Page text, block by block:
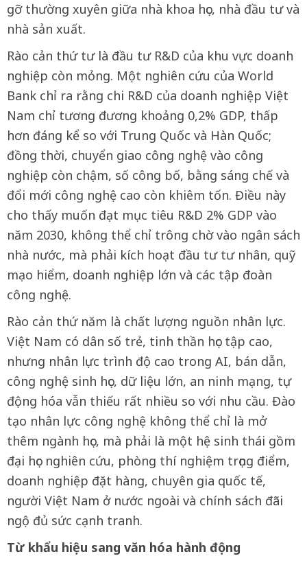
gỡ thường xuyên giữa nhà khoa học, nhà đầu tư và
nhà sản xuất.
Rào cản thứ tư là đầu tư R&D của khu vực doanh
nghiệp còn mỏng. Một nghiên cứu của World
Bank chỉ ra rằng chi R&D của doanh nghiệp Việt
Nam chỉ tương đương khoảng 0,2% GDP, thấp
hơn đáng kể so với Trung Quốc và Hàn Quốc;
đồng thời, chuyển giao công nghệ vào công
nghiệp còn chậm, số công bố, bằng sáng chế và
đổi mới công nghệ cao còn khiêm tốn. Điều này
cho thấy muốn đạt mục tiêu R&D 2% GDP vào
năm 2030, không thể chỉ trông chờ vào ngân sách
nhà nước, mà phải kích hoạt đầu tư tư nhân, quỹ
mạo hiểm, doanh nghiệp lớn và các tập đoàn
công nghệ.
Rào cản thứ năm là chất lượng nguồn nhân lực.
Việt Nam có dân số trẻ, tinh thần học tập cao,
nhưng nhân lực trình độ cao trong AI, bán dẫn,
công nghệ sinh học, dữ liệu lớn, an ninh mạng, tự
động hóa vẫn thiếu rất nhiều so với nhu cầu. Đào
tạo nhân lực công nghệ không thể chỉ là mở
thêm ngành học, mà phải là một hệ sinh thái gồm
đại học nghiên cứu, phòng thí nghiệm trọng điểm,
doanh nghiệp đặt hàng, chuyên gia quốc tế,
người Việt Nam ở nước ngoài và chính sách đãi
ngộ đủ sức cạnh tranh.
Từ khẩu hiệu sang văn hóa hành động